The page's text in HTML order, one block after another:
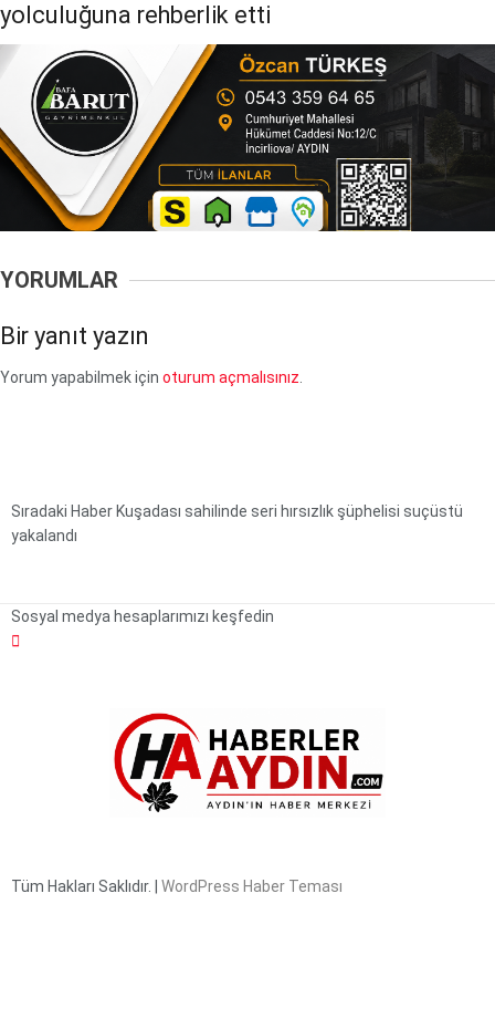
yolculuğuna rehberlik etti
YORUMLAR
Bir yanıt yazın
Yorum yapabilmek için oturum açmalısınız
Sıradaki HaberKuşadası sahilinde seri hırsızlık şüphelisi suçüstü
yakalandı
Sosyal medya hesaplarımızı keşfedin
Tüm Hakları Saklıdır. | WordPress Haber Teması